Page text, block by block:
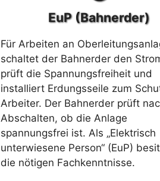
EuP (Bahnerder)
Für Arbeiten an
schaltet der Bahnerder den
prüft die Spannungsfreiheit und
installiert Erdungsseile zum
Arbeiter. Der Bahnerder prüft
Abschalten, ob die Anlage
spannungsfrei ist. Als „Elektrisch
unterwiesene Person“ (EuP)
die nötigen Fachkenntnisse.